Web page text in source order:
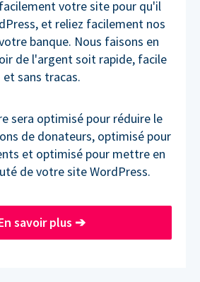
votre site pour qu'il
et reliez facilement nos
banque. Nous faisons en
de l'argent soit rapide, facile
et sans tracas.
sera optimisé pour réduire le
de donateurs, optimisé pour
et optimisé pour mettre en
de votre site WordPress.
savoir plus ➔